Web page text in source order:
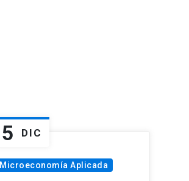
5 DIC
Microeconomía Aplicada